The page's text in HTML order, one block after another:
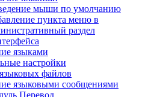
мыши по умолчанию
пункта меню в
раздел
языками
настройки
файлов
языковыми сообщениями
Перевод